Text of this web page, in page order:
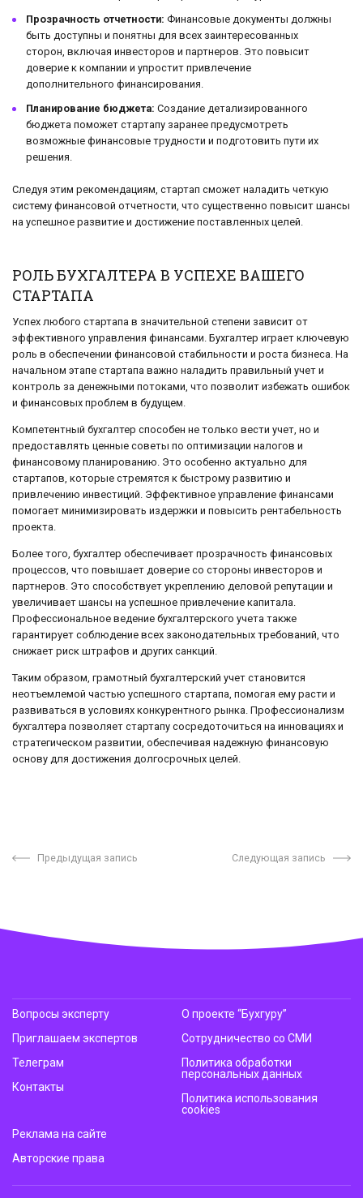
Прозрачность отчетности: Финансовые документы должны
быть доступны и понятны для всех заинтересованных
сторон, включая инвесторов и партнеров. Это повысит
доверие к компании и упростит привлечение
дополнительного финансирования.
Планирование бюджета: Создание детализированного
бюджета поможет стартапу заранее предусмотреть
возможные финансовые трудности и подготовить пути их
решения.
Следуя этим рекомендациям, стартап сможет наладить четкую
систему финансовой отчетности, что существенно повысит шансы
на успешное развитие и достижение поставленных целей.
РОЛЬ БУХГАЛТЕРА В УСПЕХЕ ВАШЕГО
СТАРТАПА
Успех любого стартапа в значительной степени зависит от
эффективного управления финансами. Бухгалтер играет ключевую
роль в обеспечении финансовой стабильности и роста бизнеса. На
начальном этапе стартапа важно наладить правильный учет и
контроль за денежными потоками, что позволит избежать ошибок
и финансовых проблем в будущем.
Компетентный бухгалтер способен не только вести учет, но и
предоставлять ценные советы по оптимизации налогов и
финансовому планированию. Это особенно актуально для
стартапов, которые стремятся к быстрому развитию и
привлечению инвестиций. Эффективное управление финансами
помогает минимизировать издержки и повысить рентабельность
проекта.
Более того, бухгалтер обеспечивает прозрачность финансовых
процессов, что повышает доверие со стороны инвесторов и
партнеров. Это способствует укреплению деловой репутации и
увеличивает шансы на успешное привлечение капитала.
Профессиональное ведение бухгалтерского учета также
гарантирует соблюдение всех законодательных требований, что
снижает риск штрафов и других санкций.
Таким образом, грамотный бухгалтерский учет становится
неотъемлемой частью успешного стартапа, помогая ему расти и
развиваться в условиях конкурентного рынка. Профессионализм
бухгалтера позволяет стартапу сосредоточиться на инновациях и
стратегическом развитии, обеспечивая надежную финансовую
основу для достижения долгосрочных целей.
Предыдущая запись Следующая запись
Вопросы эксперту
Приглашаем экспертов
Телеграм
Контакты
О проекте “Бухгуру”
Сотрудничество со СМИ
Политика обработки
персональных данных
Политика использования
cookies
Реклама на сайте
Авторские права